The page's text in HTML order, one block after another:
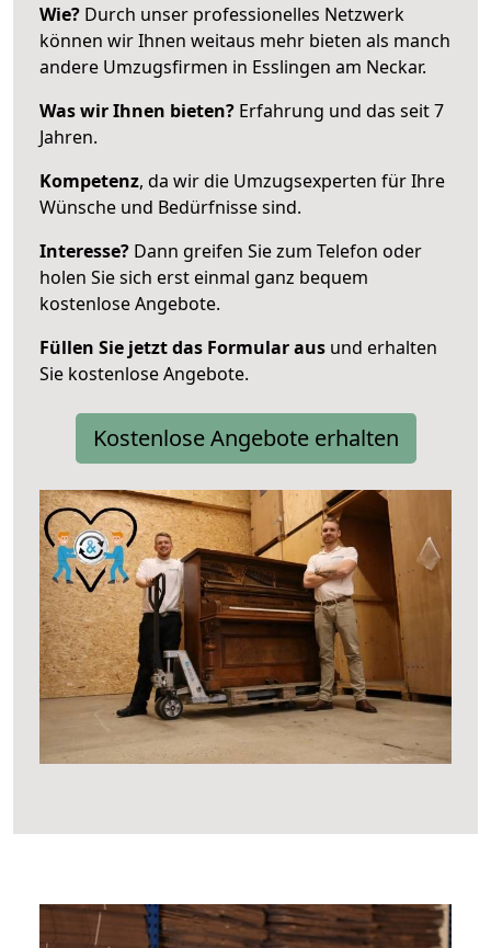
Wie? Durch unser professionelles Netzwerk
können wir Ihnen weitaus mehr bieten als manch
andere Umzugsfirmen in Esslingen am Neckar.
Was wir Ihnen bieten? Erfahrung und das seit 7
Jahren.
Kompetenz, da wir die Umzugsexperten für Ihre
Wünsche und Bedürfnisse sind.
Interesse? Dann greifen Sie zum Telefon oder
holen Sie sich erst einmal ganz bequem
kostenlose Angebote.
Füllen Sie jetzt das Formular aus und erhalten
Sie kostenlose Angebote.
Kostenlose Angebote erhalten